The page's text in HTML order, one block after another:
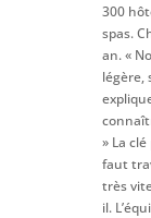
300
spas.
an. «
légère,
» La
faut
très
il.